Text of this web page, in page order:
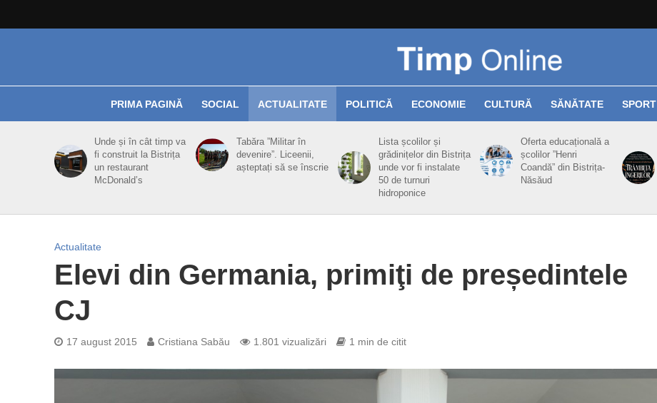
PRIMA PAGINĂ SOCIAL ACTUALITATE POLITICĂ ECONOMIE CULTURĂ SĂNĂTATE SPORT
Unde și în cât timp va
fi construit la Bistrița
un restaurant
McDonald’s
Tabăra ”Militar în
devenire”. Liceenii,
așteptați să se înscrie
Lista școlilor și
grădinițelor din Bistrița
unde vor fi instalate
50 de turnuri
hidroponice
Oferta educațională a
școlilor ”Henri
Coandă” din Bistrița-
Năsăud
Actualitate
Elevi din Germania, primiţi de președintele
CJ
17 august 2015 Cristiana Sabău 1.801 vizualizări 1 min de citit